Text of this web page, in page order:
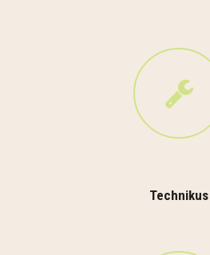
Technikus